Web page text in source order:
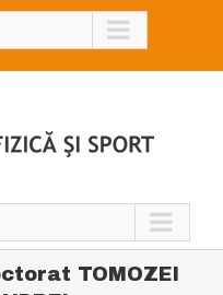
TOMOZEI